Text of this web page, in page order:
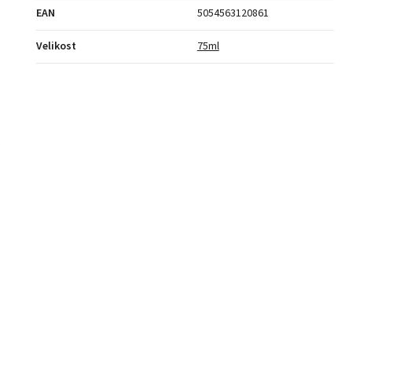
EAN 5054563120861
Velikost 75ml